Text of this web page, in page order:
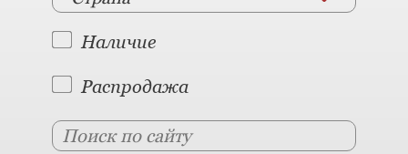
Наличие
Распродажа